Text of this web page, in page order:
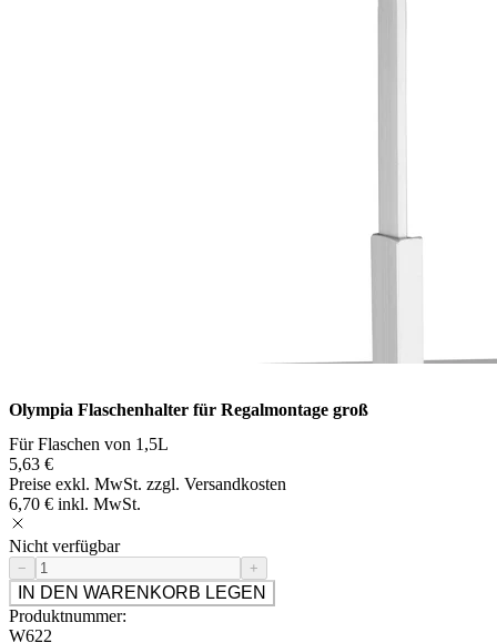
Olympia Flaschenhalter für Regalmontage groß
Für Flaschen von 1,5L
5,63 €
Preise exkl. MwSt. zzgl. Versandkosten
6,70 € inkl. MwSt.
Nicht verfügbar
− +
IN DEN WARENKORB LEGEN
Produktnummer:
W622